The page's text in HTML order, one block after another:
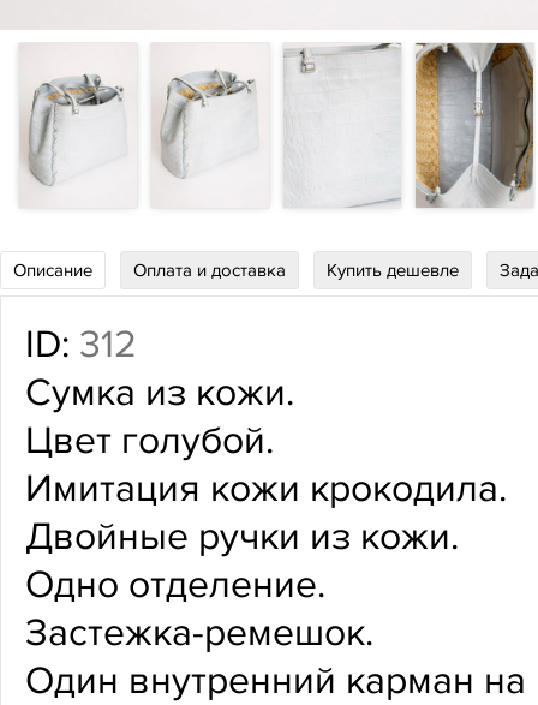
Описание Оплата и доставка Купить дешевле
ID: 312
Сумка из кожи.
Цвет голубой.
Имитация кожи крокодила.
Двойные ручки из кожи.
Одно отделение.
Застежка-ремешок.
Один внутренний карман